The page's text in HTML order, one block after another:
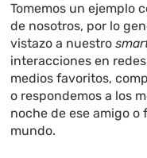
Tomemos un ejemplo
de nosotros, por lo
vistazo a nuestro
interacciones en
medios favoritos,
o respondemos a los
noche de ese amigo o
mundo.